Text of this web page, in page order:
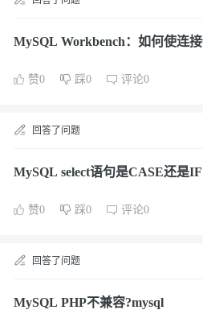
MySQL Workbench：如何使连
赞0 踩0 评论0
回答了问题
MySQL select语句是CASE还是
赞0 踩0 评论0
回答了问题
MySQL PHP不兼容?mysql